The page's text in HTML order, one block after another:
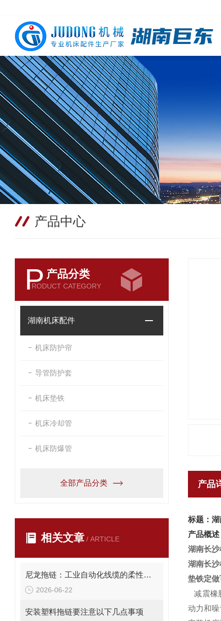
产品中心
P 产品分类
RODUCT CATEGORY
湖南机床配件
机床防护帘
导管防护套
机床垫铁
机床冷却管
机床防爆管
全部产品分类
相关文章 / ARTICLE
尼龙拖链：工业自动化线缆的柔性牵引与保护系统
2026-06-22
安装塑料拖链要注意以下几点事项
产品
标题：
产品概述
湖南长
湖南长
垫铁定做
减震橡
动力和